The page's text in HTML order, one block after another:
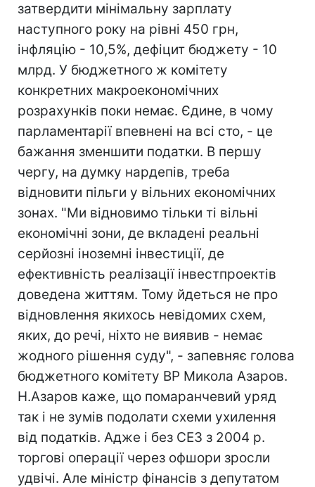
затвердити мінімальну зарплату
наступного року на рівні 450 грн,
інфляцію - 10,5%, дефіцит бюджету - 10
млрд. У бюджетного ж комітету
конкретних макроекономічних
розрахунків поки немає. Єдине, в чому
парламентарії впевнені на всі сто, - це
бажання зменшити податки. В першу
чергу, на думку нардепів, треба
відновити пільги у вільних економічних
зонах. "Ми відновимо тільки ті вільні
економічні зони, де вкладені реальні
серйозні іноземні інвестиції, де
ефективність реалізації інвестпроектів
доведена життям. Тому йдеться не про
відновлення якихось невідомих схем,
яких, до речі, ніхто не виявив - немає
жодного рішення суду", - запевняє голова
бюджетного комітету ВР Микола Азаров.
Н.Азаров каже, що помаранчевий уряд
так і не зумів подолати схеми ухилення
від податків. Адже і без СЕЗ з 2004 р.
торгові операції через офшори зросли
удвічі. Але міністр фінансів з депутатом